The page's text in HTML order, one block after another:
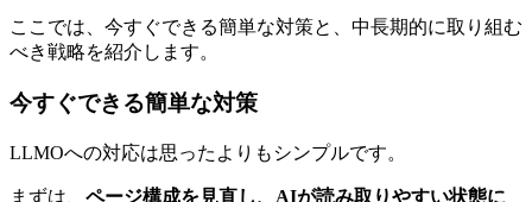
ここでは、今すぐできる簡単な対策と、中長期的に取り組む
べき戦略を紹介します。
今すぐできる簡単な対策
LLMOへの対応は思ったよりもシンプルです。
まずは、 ページ構成を見直し、AIが読み取りやすい状態に